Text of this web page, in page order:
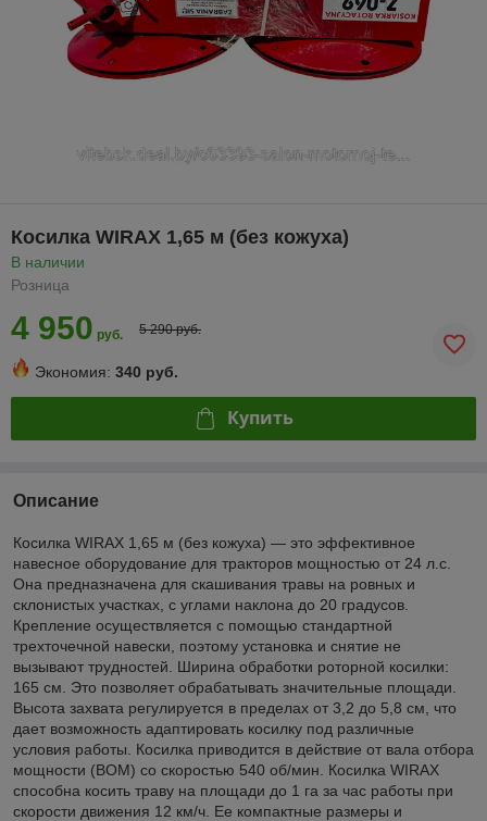
Косилка WIRAX 1,65 м (без кожуха)
В наличии
Розница
4 950 руб. 5 290 руб.
Экономия: 340 руб.
Купить
Описание
Косилка WIRAX 1,65 м (без кожуха) — это эффективное
навесное оборудование для тракторов мощностью от 24 л.с.
Она предназначена для скашивания травы на ровных и
склонистых участках, с углами наклона до 20 градусов.
Крепление осуществляется с помощью стандартной
трехточечной навески, поэтому установка и снятие не
вызывают трудностей. Ширина обработки роторной косилки:
165 см. Это позволяет обрабатывать значительные площади.
Высота захвата регулируется в пределах от 3,2 до 5,8 см, что
дает возможность адаптировать косилку под различные
условия работы. Косилка приводится в действие от вала отбора
мощности (ВОМ) со скоростью 540 об/мин. Косилка WIRAX
способна косить траву на площади до 1 га за час работы при
скорости движения 12 км/ч. Ее компактные размеры и